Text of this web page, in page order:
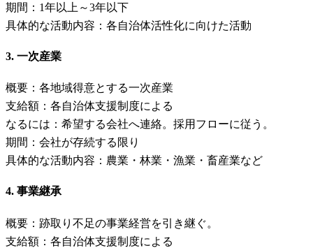
期間：1年以上～3年以下
具体的な活動内容：各自治体活性化に向けた活動
3. 一次産業
概要：各地域得意とする一次産業
支給額：各自治体支援制度による
なるには：希望する会社へ連絡。採用フローに従う。
期間：会社が存続する限り
具体的な活動内容：農業・林業・漁業・畜産業など
4. 事業継承
概要：跡取り不足の事業経営を引き継ぐ。
支給額：各自治体支援制度による